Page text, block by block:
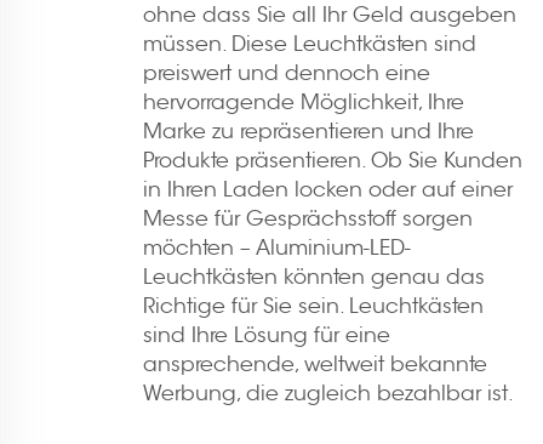
ohne dass Sie all Ihr Geld ausgeben
müssen. Diese Leuchtkästen sind
preiswert und dennoch eine
hervorragende Möglichkeit, Ihre
Marke zu repräsentieren und Ihre
Produkte präsentieren. Ob Sie Kunden
in Ihren Laden locken oder auf einer
Messe für Gesprächsstoff sorgen
möchten – Aluminium-LED-
Leuchtkästen könnten genau das
Richtige für Sie sein. Leuchtkästen
sind Ihre Lösung für eine
ansprechende, weltweit bekannte
Werbung, die zugleich bezahlbar ist.